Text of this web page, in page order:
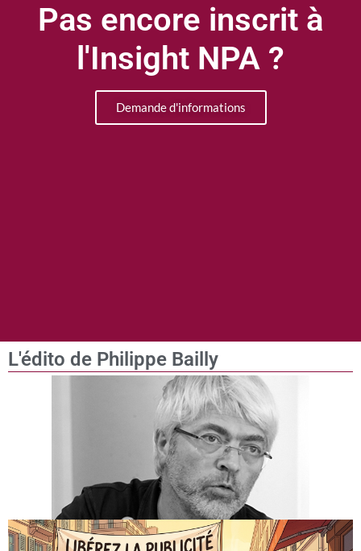
Pas encore inscrit à
l'Insight NPA ?
Demande d'informations
L'édito de Philippe Bailly